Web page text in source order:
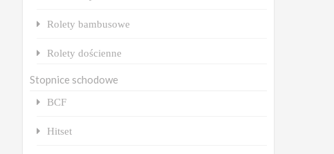
Rolety bambusowe
Rolety dościenne
Stopnice schodowe
BCF
Hitset